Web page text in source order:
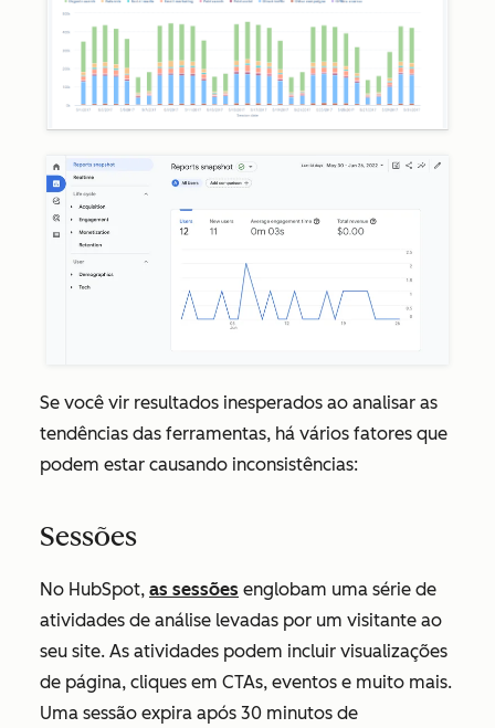
Se você vir resultados inesperados ao analisar as
tendências das ferramentas, há vários fatores que
podem estar causando inconsistências:
Sessões
No HubSpot, as sessões englobam uma série de
atividades de análise levadas por um visitante ao
seu site. As atividades podem incluir visualizações
de página, cliques em CTAs, eventos e muito mais.
Uma sessão expira após 30 minutos de